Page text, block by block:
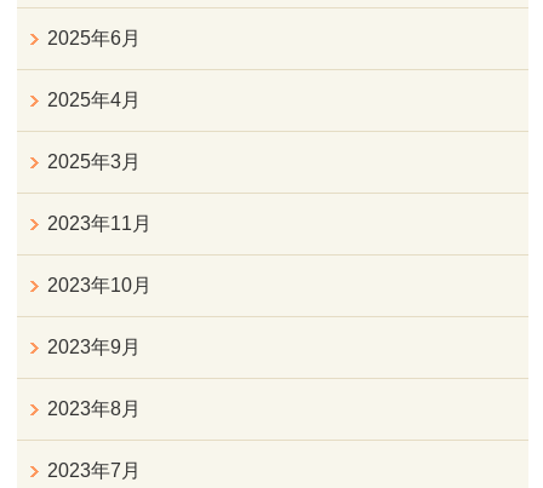
2025年6月
2025年4月
2025年3月
2023年11月
2023年10月
2023年9月
2023年8月
2023年7月